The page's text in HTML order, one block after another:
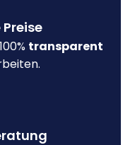
transparent